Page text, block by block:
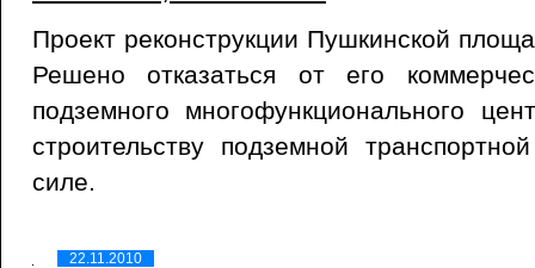
Проект реконструкции Пушкинской
Решено отказаться от его
подземного многофункционального
строительству подземной
силе.
22.11.2010